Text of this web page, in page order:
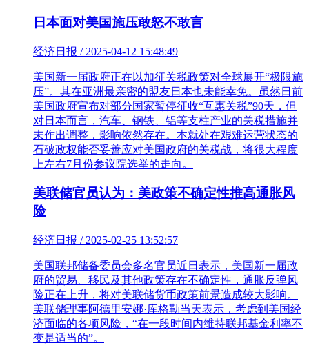
日本面对美国施压敢怒不敢言
经济日报 / 2025-04-12 15:48:49
美国新一届政府正在以加征关税政策对全球展开“极限施
压”。其在亚洲最亲密的盟友日本也未能幸免。虽然日前
美国政府宣布对部分国家暂停征收“互惠关税”90天，但
对日本而言，汽车、钢铁、铝等支柱产业的关税措施并
未作出调整，影响依然存在。本就处在艰难运营状态的
石破政权能否妥善应对美国政府的关税战，将很大程度
上左右7月份参议院选举的走向。
美联储官员认为：美政策不确定性推高通胀风
险
经济日报 / 2025-02-25 13:52:57
美国联邦储备委员会多名官员近日表示，美国新一届政
府的贸易、移民及其他政策存在不确定性，通胀反弹风
险正在上升，将对美联储货币政策前景造成较大影响。
美联储理事阿德里安娜·库格勒当天表示，考虑到美国经
济面临的各项风险，“在一段时间内维持联邦基金利率不
变是适当的”。